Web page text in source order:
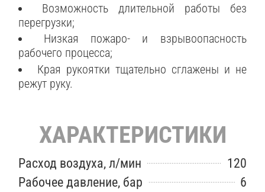
Возможность длительной работы без
перегрузки;
Низкая пожаро- и взрывоопасность
рабочего процесса;
Края рукоятки тщательно сглажены и не
режут руку.
ХАРАКТЕРИСТИКИ
Расход воздуха, л/мин
120
Рабочее давление, бар
6